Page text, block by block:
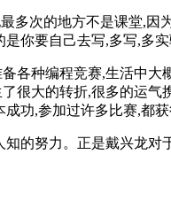
多次的地方不是课堂,
你要自己去写,多写,多
各种编程竞赛,生活中
很大的转折,很多的运
功,参加过许多比赛,都
的努力。正是戴兴龙对